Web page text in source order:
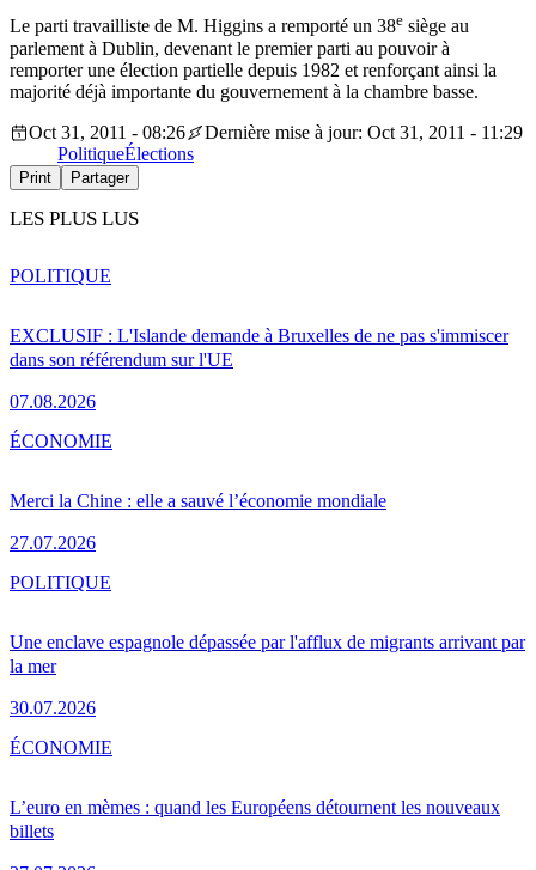
Le parti travailliste de M. Higgins a remporté un 38e siège au
parlement à Dublin, devenant le premier parti au pouvoir à
remporter une élection partielle depuis 1982 et renforçant ainsi la
majorité déjà importante du gouvernement à la chambre basse.
Oct 31, 2011 - 08:26
Dernière mise à jour: Oct 31, 2011 - 11:29
PolitiqueÉlections
Print Partager
LES PLUS LUS
EXCLUSIF : L'Islande demande à Bruxelles de ne pas s'immiscer
dans son référendum sur l'UE
07.08.2026
POLITIQUE
Merci la Chine : elle a sauvé l’économie mondiale
27.07.2026
ÉCONOMIE
Une enclave espagnole dépassée par l'afflux de migrants arrivant par
la mer
30.07.2026
POLITIQUE
L’euro en mèmes : quand les Européens détournent les nouveaux
billets
ÉCONOMIE